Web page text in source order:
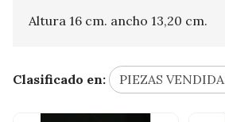
Altura 16 cm. ancho 13,20 cm.
Clasificado en: PIEZAS